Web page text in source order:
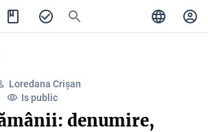
Loredana Crișan
Is public
denumire,